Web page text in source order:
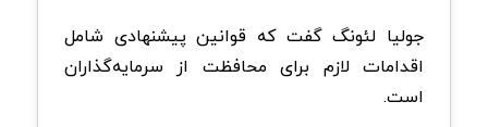
جولیا لئونگ گفت که قوانین پیشنهادی شامل
اقدامات لازم برای محافظت از سرمایه‌گذاران
است.